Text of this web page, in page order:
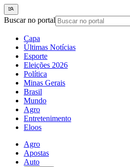
Buscar no portal
Capa
Últimas Notícias
Esporte
Eleições 2026
Política
Minas Gerais
Brasil
Mundo
Agro
Entretenimento
Eloos
Agro
Apostas
Auto